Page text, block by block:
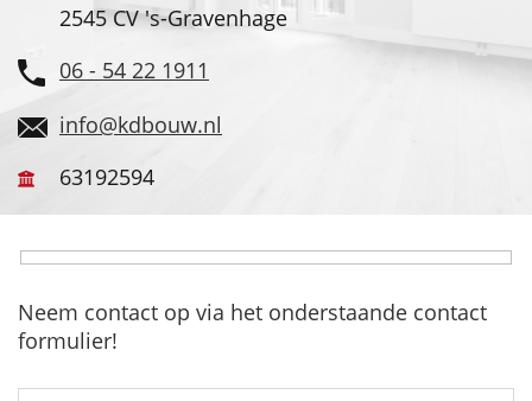
2545 CV 's-Gravenhage
06 - 54 22 1911
info@kdbouw.nl
63192594
Neem contact op via het onderstaande contact
formulier!